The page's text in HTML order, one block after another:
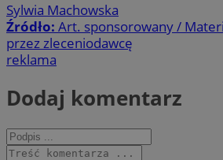
Sylwia Machowska
Źródło: Art. sponsorowany /
przez zleceniodawcę
reklama
Dodaj komentarz